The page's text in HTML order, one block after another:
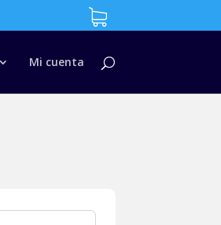
Mi cuenta